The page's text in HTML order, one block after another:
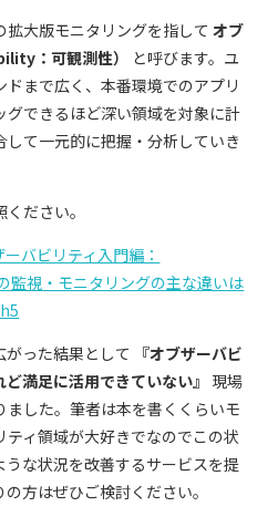
拡大版モニタリングを指してオブ
：可観測性）
と呼びます。ユ
まで広く、本番環境でのアプリ
できるほど深い領域を対象に計
て一元的に把握・分析していき
ださい。
バビリティ入門編：
視・モニタリングの主な違いは
った結果として
『オブザーバビ
満足に活用できていない』 現場
した。筆者は本を書くくらいモ
ィ領域が大好きでなのでこの状
な状況を改善するサービスを提
方はぜひご検討ください。